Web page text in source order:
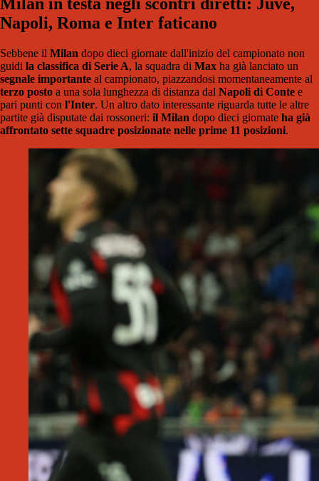
Napoli, Roma e Inter faticano
Sebbene il Milan dopo dieci giornate dall'inizio del campionato non
guidi la classifica di Serie A, la squadra di Max ha già lanciato un
segnale importante al campionato, piazzandosi momentaneamente al
terzo posto a una sola lunghezza di distanza dal Napoli di Conte e
pari punti con l'Inter. Un altro dato interessante riguarda tutte le altre
partite già disputate dai rossoneri: il Milan dopo dieci giornate ha già
affrontato sette squadre posizionate nelle prime 11 posizioni.